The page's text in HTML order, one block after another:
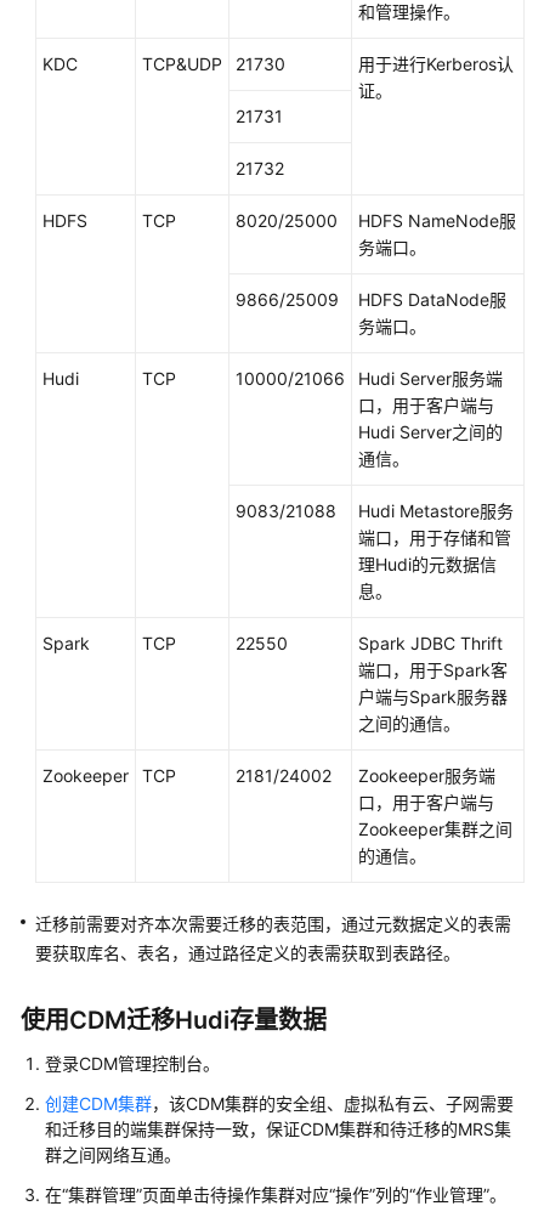
据
使
服
移
MRS
HDFS
数
和管理操作。
KDC TCP&UDP 21730
用于进行Kerberos认
证。
21731
21732
HDFS TCP 8020/25000
HDFS NameNode服
务端口。
9866/25009
HDFS DataNode服
务端口。
Hudi TCP 10000/21066
Hudi Server服务端
口，用于客户端与
Hudi Server之间的
通信。
9083/21088
Hudi Metastore服务
端口，用于存储和管
理Hudi的元数据信
息。
Spark TCP 22550
Spark JDBC Thrift
端口，用于Spark客
户端与Spark服务器
之间的通信。
Zookeeper TCP 2181/24002
Zookeeper服务端
口，用于客户端与
Zookeeper集群之间
的通信。
迁移前需要对齐本次需要迁移的表范围，通过元数据定义的表需
要获取库名、表名，通过路径定义的表需获取到表路径。
使用CDM迁移Hudi存量数据
登录CDM管理控制台。
创建CDM集群，该CDM集群的安全组、虚拟私有云、子网需要
和迁移目的端集群保持一致，保证CDM集群和待迁移的MRS集
群之间网络互通。
在“集群管理”页面单击待操作集群对应“操作”列的“作业管理”。